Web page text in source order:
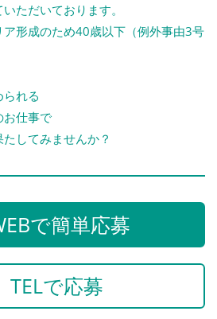
ただいております。
形成のため40歳以下（例外事由3号
れる
お仕事で
してみませんか？
で簡単応募
TELで応募